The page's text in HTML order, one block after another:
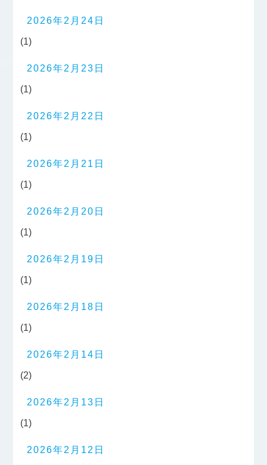
2026年2月24日
(1)
2026年2月23日
(1)
2026年2月22日
(1)
2026年2月21日
(1)
2026年2月20日
(1)
2026年2月19日
(1)
2026年2月18日
(1)
2026年2月14日
(2)
2026年2月13日
(1)
2026年2月12日